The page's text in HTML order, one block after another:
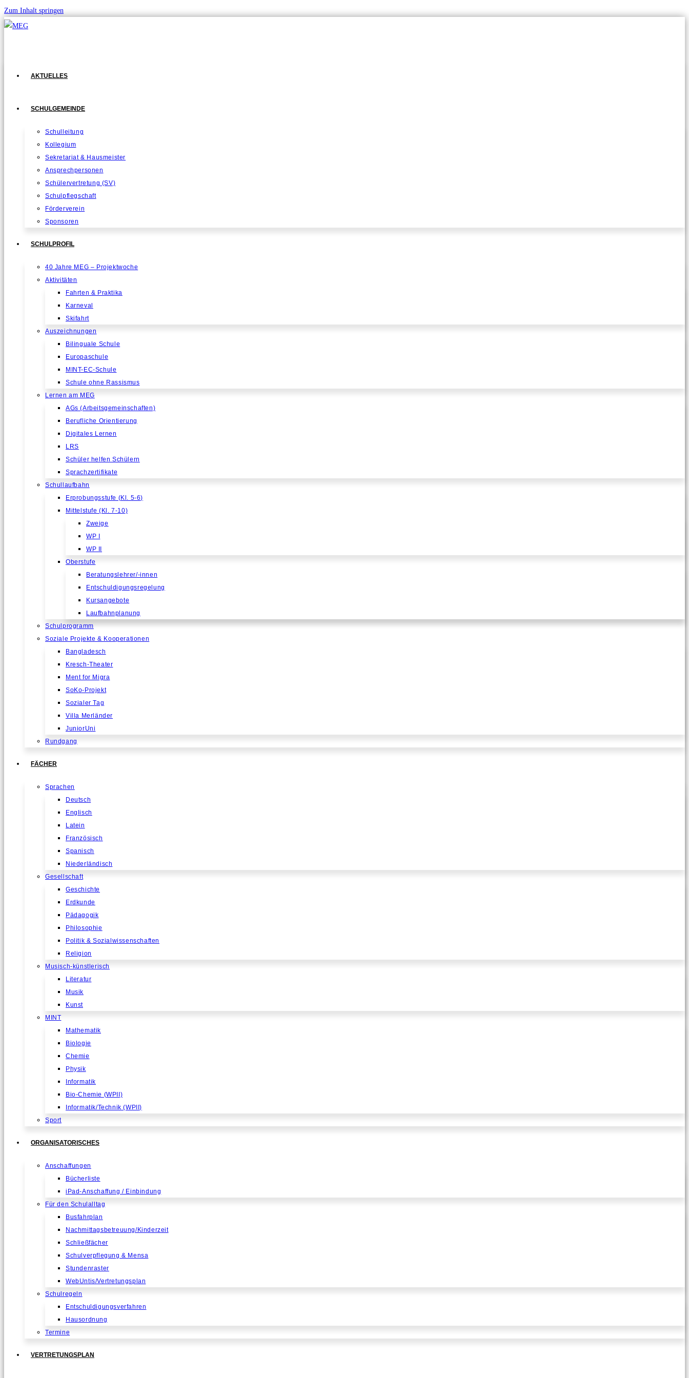
Zum Inhalt springen
AKTUELLES
SCHULGEMEINDE
Schulleitung
Kollegium
Sekretariat & Hausmeister
Ansprechpersonen
Schülervertretung (SV)
Schulpflegschaft
Förderverein
Sponsoren
SCHULPROFIL
40 Jahre MEG – Projektwoche
Aktivitäten
Fahrten & Praktika
Karneval
Skifahrt
Auszeichnungen
Bilinguale Schule
Europaschule
MINT-EC-Schule
Schule ohne Rassismus
Lernen am MEG
AGs (Arbeitsgemeinschaften)
Berufliche Orientierung
Digitales Lernen
LRS
Schüler helfen Schülern
Sprachzertifikate
Schullaufbahn
Erprobungsstufe (Kl. 5-6)
Mittelstufe (Kl. 7-10)
Zweige
WP I
WP II
Oberstufe
Beratungslehrer/-innen
Entschuldigungsregelung
Kursangebote
Laufbahnplanung
Schulprogramm
Soziale Projekte & Kooperationen
Bangladesch
Kresch-Theater
Ment for Migra
SoKo-Projekt
Sozialer Tag
Villa Merländer
JuniorUni
Rundgang
FÄCHER
Sprachen
Deutsch
Englisch
Latein
Französisch
Spanisch
Niederländisch
Gesellschaft
Geschichte
Erdkunde
Pädagogik
Philosophie
Politik & Sozialwissenschaften
Religion
Musisch-künstlerisch
Literatur
Musik
Kunst
MINT
Mathematik
Biologie
Chemie
Physik
Informatik
Bio-Chemie (WPII)
Informatik/Technik (WPII)
Sport
ORGANISATORISCHES
Anschaffungen
Bücherliste
iPad-Anschaffung / Einbindung
Für den Schulalltag
Busfahrplan
Nachmittagsbetreuung/Kinderzeit
Schließfächer
Schulverpflegung & Mensa
Stundenraster
WebUntis/Vertretungsplan
Schulregeln
Entschuldigungsverfahren
Hausordnung
Termine
VERTRETUNGSPLAN